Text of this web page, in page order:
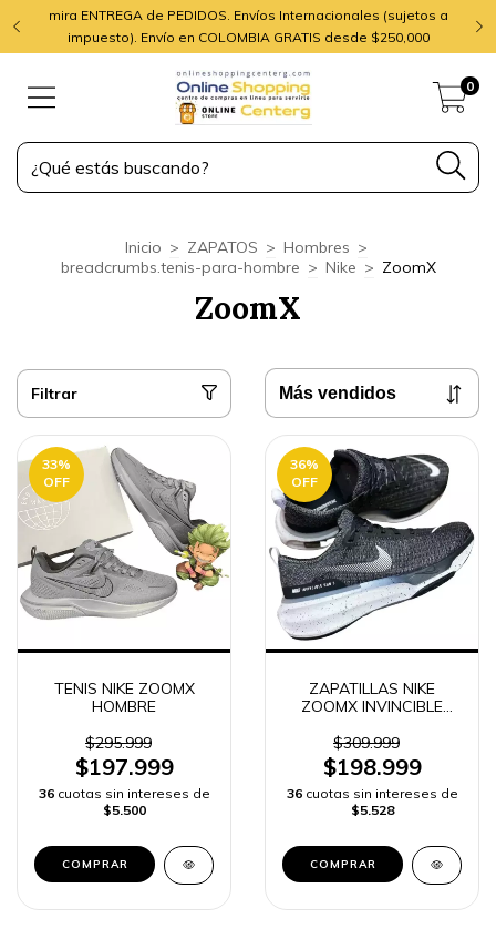
mira ENTREGA de PEDIDOS. Envíos Internacionales (sujetos a
impuesto). Envío en COLOMBIA GRATIS desde $250,000
0
Inicio > ZAPATOS > Hombres >
breadcrumbs.tenis-para-hombre > Nike > ZoomX
ZoomX
Filtrar
33%
OFF
TENIS NIKE ZOOMX
HOMBRE
$295.999
$197.999
36 cuotas sin intereses de
$5.500
COMPRAR
36%
OFF
ZAPATILLAS NIKE
ZOOMX INVINCIBLE
$309.999
$198.999
36 cuotas sin intereses de
$5.528
COMPRAR